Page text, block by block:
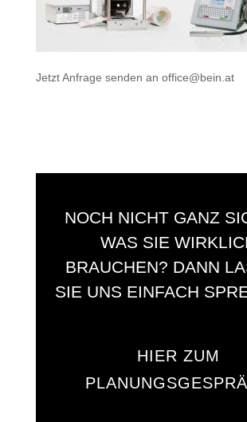
Jetzt Anfrage senden an office@bein.at
NOCH NICHT GANZ
WAS SIE
BRAUCHEN? DANN
SIE UNS EINFACH
HIER ZUM